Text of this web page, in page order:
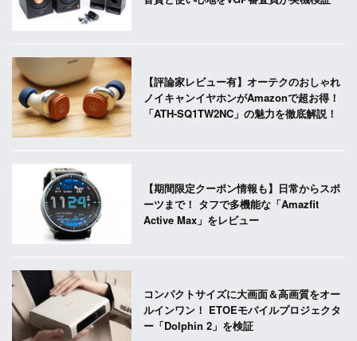
【評論家レビュー有】オーテクのおしゃれ
ノイキャンイヤホンがAmazonで超お得！
「ATH-SQ1TW2NC」の魅力を徹底解説！
【期間限定クーポン情報も】日常からスポ
ーツまで！ タフで多機能な「Amazfit
Active Max」をレビュー
コンパクトサイズに大画面＆高画質をオー
ルインワン！ ETOEモバイルプロジェクタ
ー「Dolphin 2」を検証